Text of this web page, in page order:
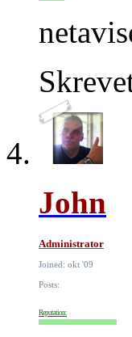
John
Administrator
Joined: okt '09
Posts:
Reputation: